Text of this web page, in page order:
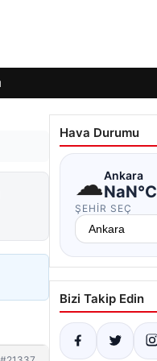
Hava Durumu
☁Ankara
NaN°C
ŞEHIR SEÇ
Bizi Takip Edin